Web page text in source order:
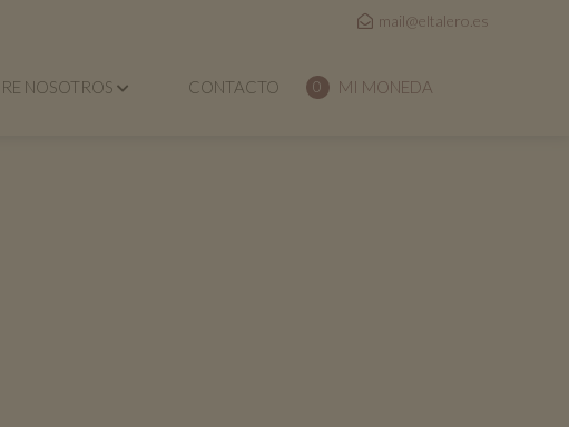
mail@eltalero.es
NOSOTROS CONTACTO 0 MI MONEDA